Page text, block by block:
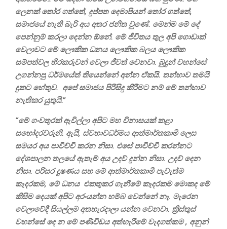
ලෙනක් තෝර ගත්තේ, දුප්පත දෙමාපියන් තෝර ගත්තේ,
සමාජයේ නැති බැරි අය අතර ජනිත වුණේ. මෙන්ම මේ දේ
පෙන්නුම් කරලා දෙන්න ඕනේ. මේ ජීවිතය තුල අපි ගොඩාක්
වෙලාවට මේ ලෞකික ධනය ලෞකික බලය ලෞකික
සම්පත්වල හිරකරුවන් වෙලා ජීවත් වෙනවා. බුදුන් වහන්සේ
උගන්නපු ධර්මයේත් තියෙන්නේ අන්න ඒකයි. තන්හාව තමයි
දුකට හේතුව. අපේ සමාජය පිරිසිදු කිරීමට නම් මේ තන්හාව
නැතිකර යුතුයි.”
“මේ ගංවතුරක් ඇවිල්ලා අපිට මහ විනාසයක් කළා
සහෝදරවරුනි. ඇයි, ස්වභාවධර්මය ආත්මාර්තකාමී ලෙස
සමයර අය පාවිච්චි කරන නිසා. එසේ පාවිච්චි කරන්නට
දේශපාලන තලයේ ඇතැම් අය උදව් දුන්න නිසා. උදව් දෙන
නිසා. පරිසර දුෂණය සහ මේ ආත්මාර්තකාමී පැවැත්ම
කෑදරකම, මේ ධනය එකතුකර ගැනීමේ කෑදරකම මොකද මේ
කිසිම දෙයක් අපිට අරංයන්න හම්බ වෙන්නේ නෑ. මැරෙන
වෙලාවේදී සියල්ලම අතහැරදාලා යන්න වෙනවා. ක්‍රිස්තුස්
වහන්සේ දෙ න මේ පණිවිඩය අත්හැරීමේ වැදගත්කම , අනුන්